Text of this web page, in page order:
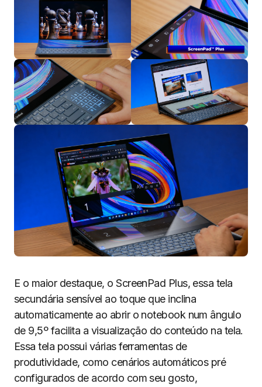
E o maior destaque, o ScreenPad Plus, essa tela
secundária sensível ao toque que inclina
automaticamente ao abrir o notebook num ângulo
de 9,5º facilita a visualização do conteúdo na tela.
Essa tela possui várias ferramentas de
produtividade, como cenários automáticos pré
configurados de acordo com seu gosto,